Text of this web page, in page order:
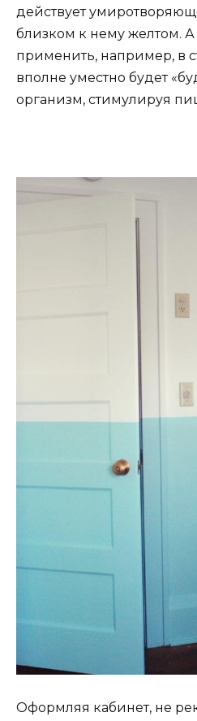
действует
близком к нему желтом.
применить, например, в
вполне уместно будет
организм, стимулируя
Оформляя кабинет, не